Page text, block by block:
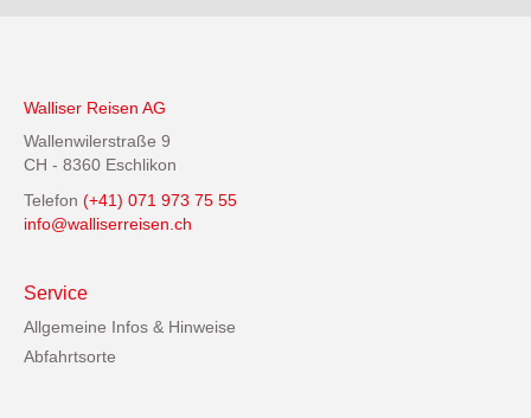
Walliser Reisen AG
Wallenwilerstraße 9
CH - 8360 Eschlikon
Telefon (+41) 071 973 75 55
info@walliserreisen.ch
Service
Allgemeine Infos & Hinweise
Abfahrtsorte